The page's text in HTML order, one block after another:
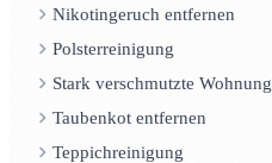
Nikotingeruch entfernen
Polsterreinigung
Stark verschmutzte Wohnung
Taubenkot entfernen
Teppichreinigung